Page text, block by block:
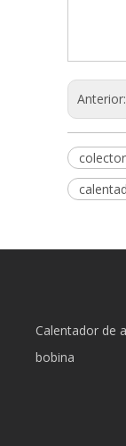
Anterior:
Calentador de
bobina